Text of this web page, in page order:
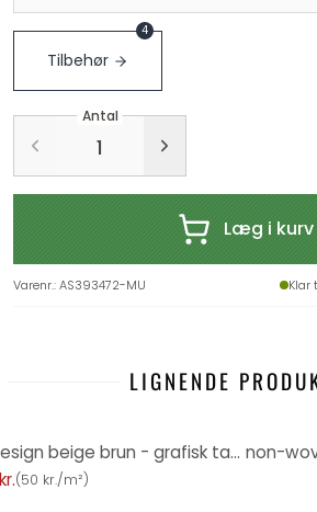
Tilbehør
4
Antal
Læg i kurv
Varenr.:AS393472-MU Klar
LIGNENDE
non-woven tapet i blomsterdesign beige brun - grafisk tapet med blade
(50 kr./m²)